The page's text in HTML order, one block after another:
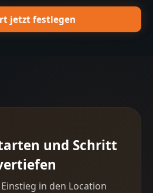
jetzt festlegen
und Schritt
in den Location